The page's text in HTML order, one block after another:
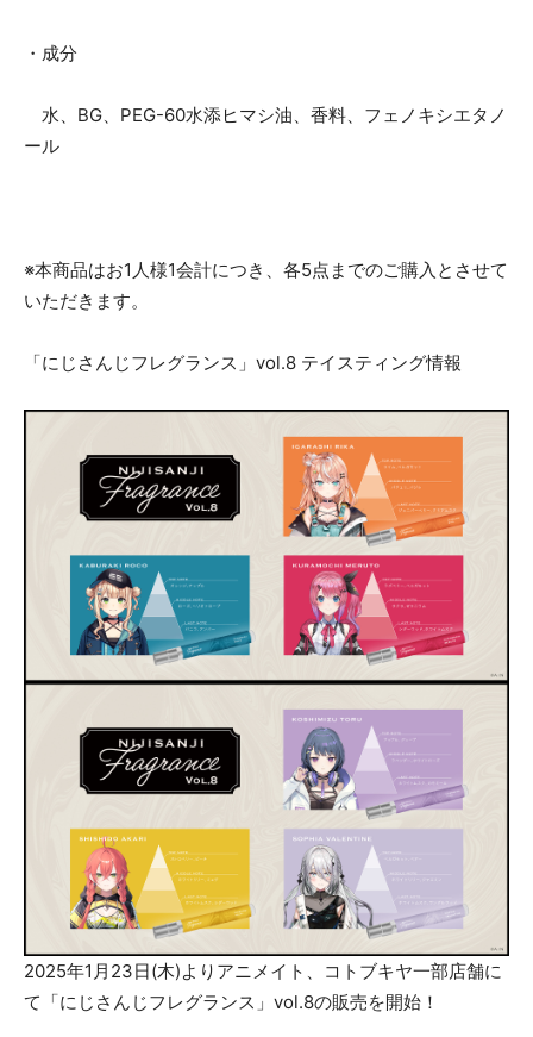
・成分
水、BG、PEG-60水添ヒマシ油、香料、フェノキシエタノ
ール
※本商品はお1人様1会計につき、各5点までのご購入とさせて
いただきます。
「にじさんじフレグランス」vol.8 テイスティング情報
2025年1月23日(木)よりアニメイト、コトブキヤ一部店舗に
て「にじさんじフレグランス」vol.8の販売を開始！